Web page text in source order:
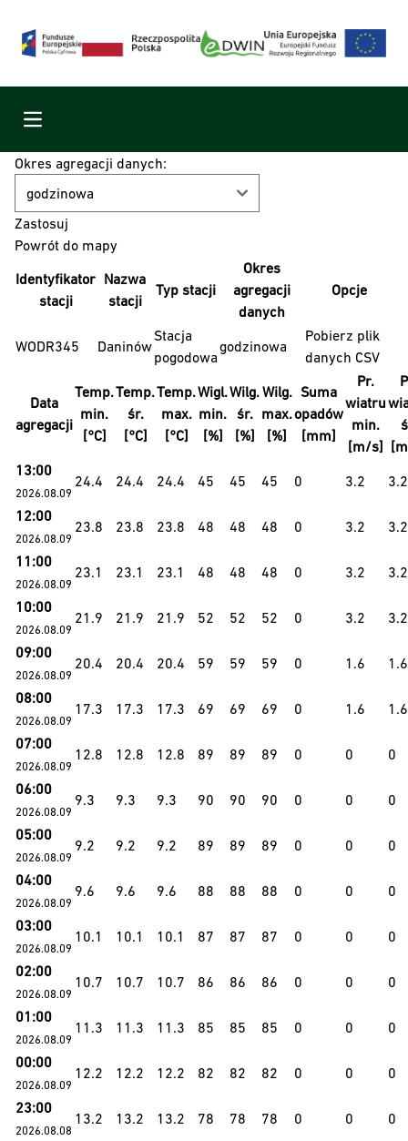
Menu
Okres agregacji danych:
Powrót do mapy
Identyfikator
stacji
Nazwa
stacji
Typ stacji
Okres
agregacji
danych
Opcje
WODR345 Daninów
Stacja
pogodowa
godzinowa
Pobierz plik
danych CSV
Data
agregacji
Temp.
min.
[°C]
Temp.
śr.
[°C]
Temp.
max.
[°C]
Wigl.
min.
[%]
Wilg.
śr.
[%]
Wilg.
max.
[%]
Suma
opadów
[mm]
Pr.
wiatru
min.
[m/s]
13:00
2026.08.09
24.4 24.4 24.4 45 45 45 0 3.2 3.2
12:00
2026.08.09
23.8 23.8 23.8 48 48 48 0 3.2 3.2
11:00
2026.08.09
23.1 23.1 23.1 48 48 48 0 3.2 3.2
10:00
2026.08.09
21.9 21.9 21.9 52 52 52 0 3.2 3.2
09:00
2026.08.09
20.4 20.4 20.4 59 59 59 0 1.6 1.6
08:00
2026.08.09
17.3 17.3 17.3 69 69 69 0 1.6 1.6
07:00
2026.08.09
12.8 12.8 12.8 89 89 89 0 0 0
06:00
2026.08.09
9.3 9.3 9.3 90 90 90 0 0 0
05:00
2026.08.09
9.2 9.2 9.2 89 89 89 0 0 0
04:00
2026.08.09
9.6 9.6 9.6 88 88 88 0 0 0
03:00
2026.08.09
10.1 10.1 10.1 87 87 87 0 0 0
02:00
2026.08.09
10.7 10.7 10.7 86 86 86 0 0 0
01:00
2026.08.09
11.3 11.3 11.3 85 85 85 0 0 0
00:00
2026.08.09
12.2 12.2 12.2 82 82 82 0 0 0
23:00
2026.08.08
13.2 13.2 13.2 78 78 78 0 0 0